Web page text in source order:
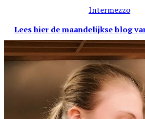
Intermezzo
Lees hier de maandelijkse blog